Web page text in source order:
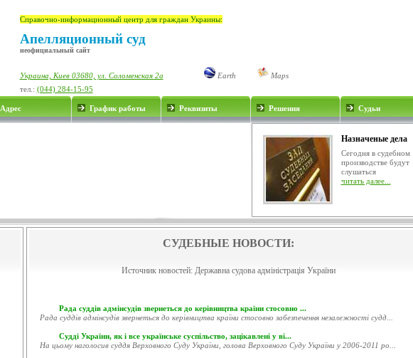
Справочно-информационный центр для граждан Украины:
Апелляционный суд
неофициальный сайт
Украина, Киев 03680, ул. Соломенская 2а Earth
Maps
тел.: (044) 284-15-95
Адрес График работы Реквизиты Решения Судьи
Назначеные дела
Сегодня в судебном
производстве будут
слушаться
читать далее...
СУДЕБНЫЕ НОВОСТИ:
Источник новостей: Державна судова адміністрація України
Рада суддів адмінсудів звернеться до керівництва країни стосовно ...
Рада суддів адмінсудів звернеться до керівництва країни стосовно забезпечення незалежності судд...
Судді України, як і все українське суспільство, зацікавлені у ві...
На цьому наголосив суддя Верховного Суду України, голова Верховного Суду України у 2006-2011 ро...